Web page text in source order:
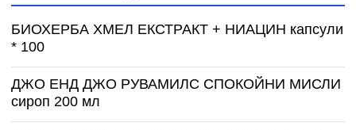
БИОХЕРБА ХМЕЛ ЕКСТРАКТ + НИАЦИН капсули
* 100
ДЖО ЕНД ДЖО РУВАМИЛС СПОКОЙНИ МИСЛИ
сироп 200 мл